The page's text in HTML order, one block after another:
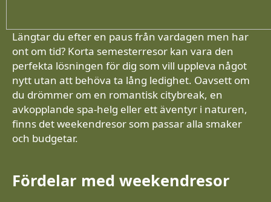
Längtar du efter en paus från vardagen men har
ont om tid? Korta semesterresor kan vara den
perfekta lösningen för dig som vill uppleva något
nytt utan att behöva ta lång ledighet. Oavsett om
du drömmer om en romantisk citybreak, en
avkopplande spa-helg eller ett äventyr i naturen,
finns det weekendresor som passar alla smaker
och budgetar.
Fördelar med weekendresor